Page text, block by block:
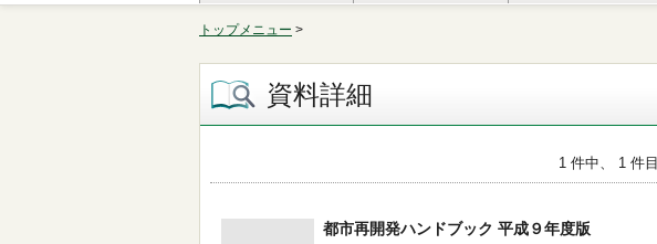
トップメニュー >
資料詳細
1 件中、 1 件目
都市再開発ハンドブック 平成９年度版